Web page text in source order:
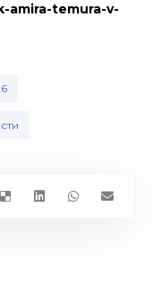
amira-temura-v-